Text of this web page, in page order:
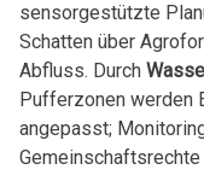
sensorgestützte
Schatten über
Abfluss. Durch
Pufferzonen werden
angepasst;
Gemeinschaftsrechte